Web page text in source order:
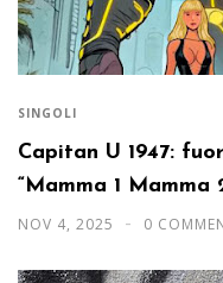
SINGOLI
Capitan U 1947:
“Mamma 1 Mamma
NOV 4, 2025 0